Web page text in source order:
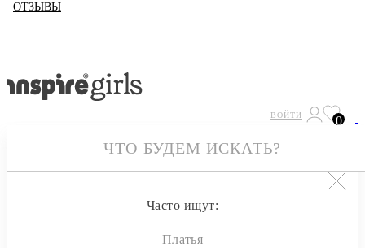
ОТЗЫВЫ
ВОЙТИ 0
Часто ищут:
Платья